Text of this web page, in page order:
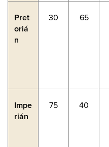
Pret
oriá
n
30 65
Impe
rián
75 40